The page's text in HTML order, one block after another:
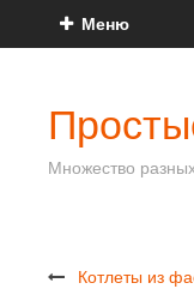
Меню
Множество
Котлеты из